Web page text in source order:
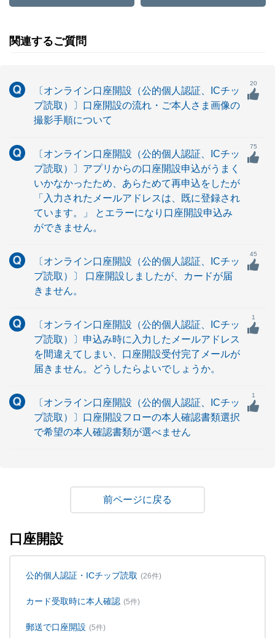
関連するご質問
〔オンライン口座開設（公的個人認証、ICチッ
プ読取）〕口座開設の流れ・ご本人さま画像の
撮影手順について
20
〔オンライン口座開設（公的個人認証、ICチッ
プ読取）〕アプリからの口座開設申込がうまく
いかなかったため、あらためて再申込をしたが
「入力されたメールアドレスは、既に登録され
ています。」 とエラーになり口座開設申込み
ができません。
75
〔オンライン口座開設（公的個人認証、ICチッ
プ読取）〕 口座開設しましたが、カードが届
きません。
45
〔オンライン口座開設（公的個人認証、ICチッ
プ読取）〕申込み時に入力したメールアドレス
を間違えてしまい、口座開設受付完了メールが
届きません。どうしたらよいでしょうか。
1
〔オンライン口座開設（公的個人認証、ICチッ
プ読取）〕口座開設フローの本人確認書類選択
で希望の本人確認書類が選べません
1
戻る
口座開設
公的個人認証・ICチップ読取 (26件)
カード受取時に本人確認 (5件)
郵送で口座開設 (5件)